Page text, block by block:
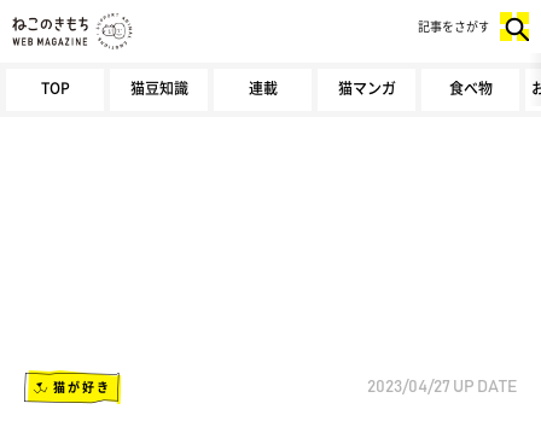
TOP 猫豆知識 連載 猫マンガ 食べ物
記事をさがす
猫が好き 2023/04/27 UP DATE